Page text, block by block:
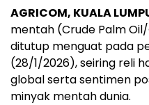
AGRICOM, KUALA
mentah (Crude Palm
ditutup menguat pada
(28/1/2026), seiring reli
global serta sentimen
minyak mentah dunia.